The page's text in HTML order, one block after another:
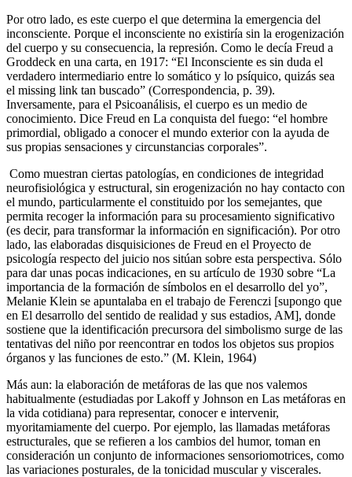
Por otro lado, es este cuerpo el que determina la emergencia del
inconsciente. Porque el inconsciente no existiría sin la erogenización
del cuerpo y su consecuencia, la represión. Como le decía Freud a
Groddeck en una carta, en 1917: “El Inconsciente es sin duda el
verdadero intermediario entre lo somático y lo psíquico, quizás sea
el missing link tan buscado” (Correspondencia, p. 39).
Inversamente, para el Psicoanálisis, el cuerpo es un medio de
conocimiento. Dice Freud en La conquista del fuego: “el hombre
primordial, obligado a conocer el mundo exterior con la ayuda de
sus propias sensaciones y circunstancias corporales”.
Como muestran ciertas patologías, en condiciones de integridad
neurofisiológica y estructural, sin erogenización no hay contacto con
el mundo, particularmente el constituido por los semejantes, que
permita recoger la información para su procesamiento significativo
(es decir, para transformar la información en significación). Por otro
lado, las elaboradas disquisiciones de Freud en el Proyecto de
psicología respecto del juicio nos sitúan sobre esta perspectiva. Sólo
para dar unas pocas indicaciones, en su artículo de 1930 sobre “La
importancia de la formación de símbolos en el desarrollo del yo”,
Melanie Klein se apuntalaba en el trabajo de Ferenczi [supongo que
en El desarrollo del sentido de realidad y sus estadios, AM], donde
sostiene que la identificación precursora del simbolismo surge de las
tentativas del niño por reencontrar en todos los objetos sus propios
órganos y las funciones de esto.” (M. Klein, 1964)
Más aun: la elaboración de metáforas de las que nos valemos
habitualmente (estudiadas por Lakoff y Johnson en Las metáforas en
la vida cotidiana) para representar, conocer e intervenir,
myoritamiamente del cuerpo. Por ejemplo, las llamadas metáforas
estructurales, que se refieren a los cambios del humor, toman en
consideración un conjunto de informaciones sensoriomotrices, como
las variaciones posturales, de la tonicidad muscular y viscerales.